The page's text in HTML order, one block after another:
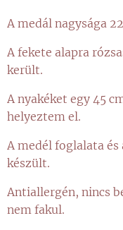
A medál nagysága
A fekete alapra
került.
A nyakéket egy 45
helyeztem el.
A medél foglalata és
készült.
Antiallergén, nincs
nem fakul.